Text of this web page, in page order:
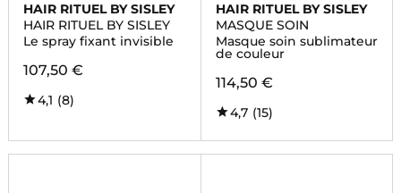
HAIR RITUEL BY SISLEY
HAIR RITUEL BY SISLEY
Le spray fixant invisible
107,50 €
4,1 (8)
HAIR RITUEL BY SISLEY
MASQUE SOIN
Masque soin sublimateur
de couleur
114,50 €
4,7 (15)